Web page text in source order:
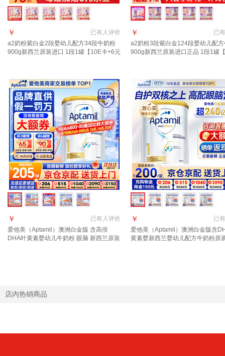
已有人评价
￥
a2奶粉紫白金2段婴幼儿配方34段牛奶粉
900g新西兰原装进口 1段1罐【10E卡+6元
已有
￥
a2奶粉3段紫白金124段婴幼儿配
900g新西兰原装进口正品 1段1罐
已有人评价
￥
爱他美（Aptamil）澳洲白金版 含高倍
DHA叶黄素婴幼儿牛奶粉 眼脑 新西兰原装
已有
￥
爱他美（Aptamil）澳洲白金版含
黄素婴新西兰婴幼儿配方牛奶粉原
店内热销商品